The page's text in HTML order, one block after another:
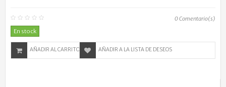
0Comentario(s)
En stock
AÑADIR AL CARRITO AÑADIR A LA LISTA DE DESEOS